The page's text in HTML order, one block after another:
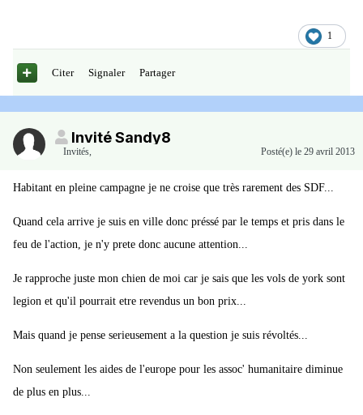
1
Citer Signaler Partager
Invité Sandy8
Invités, Posté(e) le 29 avril 2013
Habitant en pleine campagne je ne croise que très rarement des SDF...
Quand cela arrive je suis en ville donc préssé par le temps et pris dans le
feu de l'action, je n'y prete donc aucune attention...
Je rapproche juste mon chien de moi car je sais que les vols de york sont
legion et qu'il pourrait etre revendus un bon prix...
Mais quand je pense serieusement a la question je suis révoltés...
Non seulement les aides de l'europe pour les assoc' humanitaire diminue
de plus en plus...